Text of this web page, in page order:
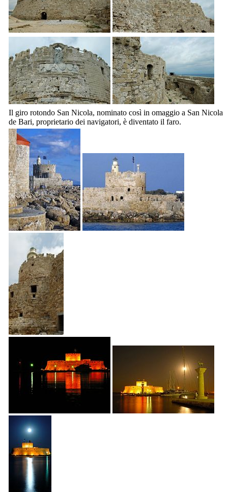
Il giro rotondo San Nicola, nominato così in omaggio a San Nicola
de Bari, proprietario dei navigatori, è diventato il faro.